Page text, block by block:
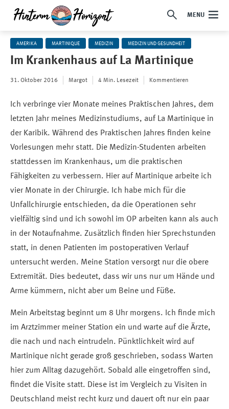
MENU
AMERIKA MARTINIQUE MEDIZIN MEDIZIN UND GESUNDHEIT
Im Krankenhaus auf La Martinique
31. Oktober 2016 Margot 4 Min. Lesezeit Kommentieren
Ich verbringe vier Monate meines Praktischen Jahres, dem
letzten Jahr meines Medizinstudiums, auf La Martinique in
der Karibik. Während des Praktischen Jahres finden keine
Vorlesungen mehr statt. Die Medizin-Studenten arbeiten
stattdessen im Krankenhaus, um die praktischen
Fähigkeiten zu verbessern. Hier auf Martinique arbeite ich
vier Monate in der Chirurgie. Ich habe mich für die
Unfallchirurgie entschieden, da die Operationen sehr
vielfältig sind und ich sowohl im OP arbeiten kann als auch
in der Notaufnahme. Zusätzlich finden hier Sprechstunden
statt, in denen Patienten im postoperativen Verlauf
untersucht werden. Meine Station versorgt nur die obere
Extremität. Dies bedeutet, dass wir uns nur um Hände und
Arme kümmern, nicht aber um Beine und Füße.
Mein Arbeitstag beginnt um 8 Uhr morgens. Ich finde mich
im Arztzimmer meiner Station ein und warte auf die Ärzte,
die nach und nach eintrudeln. Pünktlichkeit wird auf
Martinique nicht gerade groß geschrieben, sodass Warten
hier zum Alltag dazugehört. Sobald alle eingetroffen sind,
findet die Visite statt. Diese ist im Vergleich zu Visiten in
Deutschland meist recht kurz und dauert oft nur ein paar